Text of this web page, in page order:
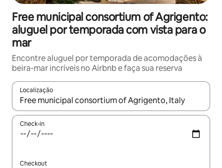
Free municipal consortium of Agrigento:
aluguel por temporada com vista para o
mar
Encontre aluguel por temporada de acomodações à
beira-mar incríveis no Airbnb e faça sua reserva
Localização
Quando os resultados estiverem disponíveis, explore-os
Check-in
Checkout